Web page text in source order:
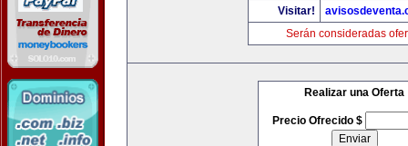
Visitar!
Serán consideradas
Realizar una Oferta
Precio Ofrecido $